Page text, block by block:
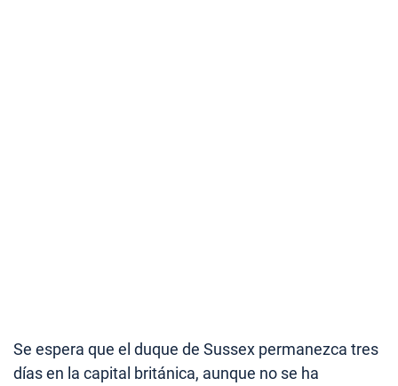
Se espera que el duque de Sussex permanezca tres
días en la capital británica, aunque no se ha